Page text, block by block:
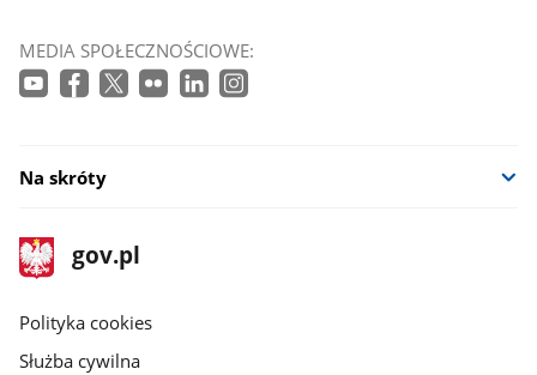
MEDIA SPOŁECZNOŚCIOWE:
Na skróty
stopka
gov.pl
Strona
gov.pl
gov.pl
Polityka cookies
Służba cywilna